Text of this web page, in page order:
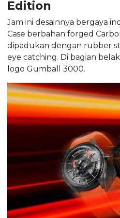
Edition
Jam ini desainnya bergaya
Case berbahan forged
dipadukan dengan rubber
eye catching. Di bagian
logo Gumball 3000.